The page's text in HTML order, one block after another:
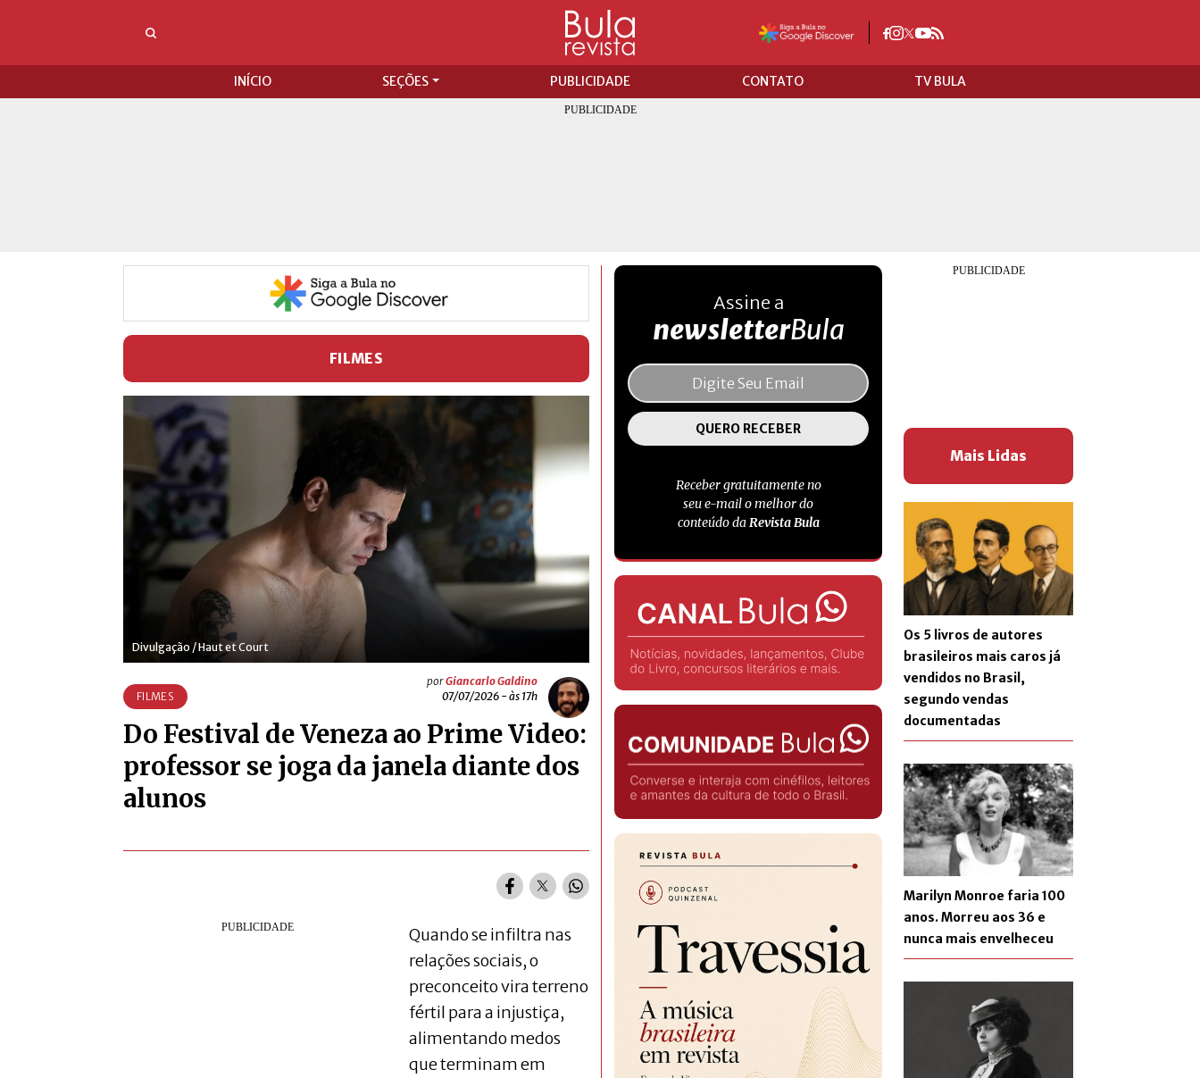
INÍCIO SEÇÕES PUBLICIDADE CONTATO TV BULA
FILMES
Divulgação / Haut et Court
FILMES
porGiancarlo Galdino
07/07/2026 - às 17h
Do Festival de Veneza ao Prime Video:
professor se joga da janela diante dos
alunos
Quando se infiltra nas
relações sociais, o
preconceito vira terreno
fértil para a injustiça,
alimentando medos
que terminam em
Assine a
newsletterBula
Receber gratuitamente no
seu e-mail o melhor do
conteúdo daRevista Bula
Mais Lidas
Os 5 livros de autores
brasileiros mais caros já
vendidos no Brasil,
segundo vendas
documentadas
Marilyn Monroe faria 100
anos. Morreu aos 36 e
nunca mais envelheceu